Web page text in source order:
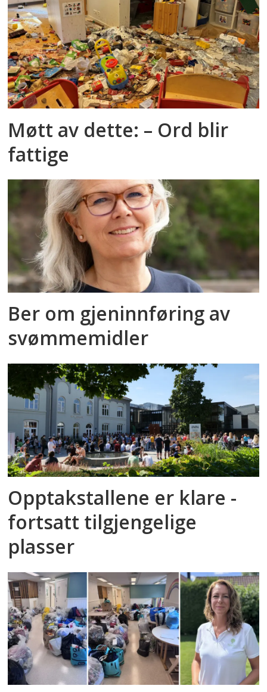
Møtt av dette: – Ord blir
fattige
Ber om gjeninnføring av
svømmemidler
Opptakstallene er klare -
fortsatt tilgjengelige
plasser